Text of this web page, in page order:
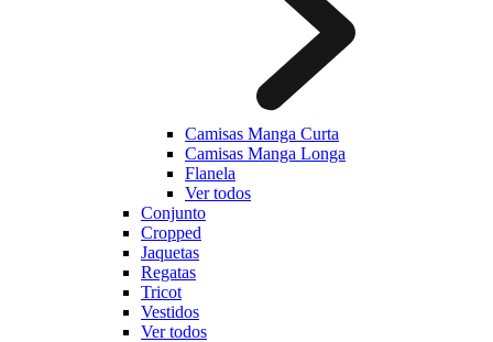
Camisas Manga Curta
Camisas Manga Longa
Flanela
Ver todos
Conjunto
Cropped
Jaquetas
Regatas
Tricot
Vestidos
Ver todos